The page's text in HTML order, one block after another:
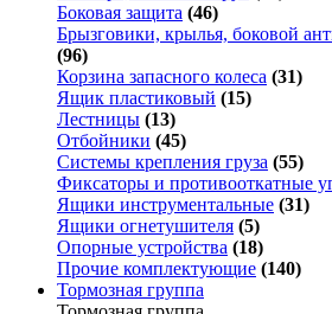
Боковая защита (46)
Брызговики, крылья, боковой
(96)
Корзина запасного колеса (31)
Ящик пластиковый (15)
Лестницы (13)
Отбойники (45)
Системы крепления груза (55)
Фиксаторы и противооткатные
Ящики инструментальные (31)
Ящики огнетушителя (5)
Опорные устройства (18)
Прочие комплектующие (140)
Тормозная группа